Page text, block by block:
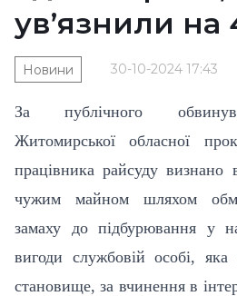
ув’язнили на
30-10-2024 17:43
Новини
За публічного
Житомирської обласної
працівника райсуду визнано
чужим майном шляхом
замаху до підбурювання у
вигоди службовій особі, яка
становище, за вчинення в